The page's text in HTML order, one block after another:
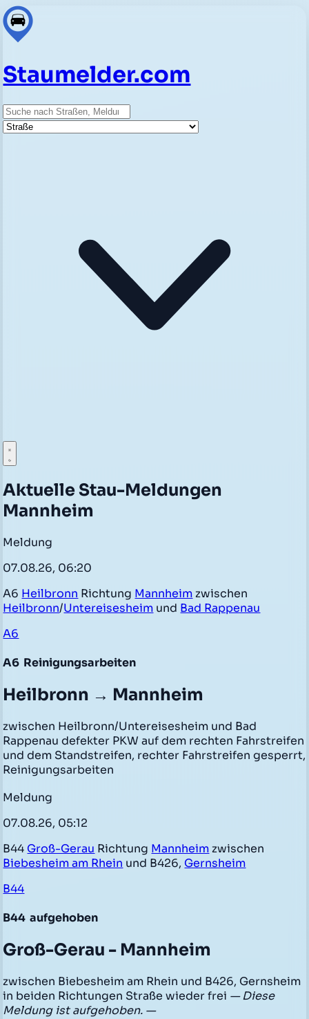
Staumelder.com
Suche
Straße
Aktuelle Stau-Meldungen
Mannheim
Meldung
07.08.26, 06:20
A6 Heilbronn Richtung Mannheim zwischen
Heilbronn/Untereisesheim und Bad Rappenau
A6
A6 Reinigungsarbeiten
Heilbronn → Mannheim
zwischen Heilbronn/Untereisesheim und Bad
Rappenau defekter PKW auf dem rechten Fahrstreifen
und dem Standstreifen, rechter Fahrstreifen gesperrt,
Reinigungsarbeiten
Meldung
07.08.26, 05:12
B44 Groß-Gerau Richtung Mannheim zwischen
Biebesheim am Rhein und B426, Gernsheim
B44
B44 aufgehoben
Groß-Gerau - Mannheim
zwischen Biebesheim am Rhein und B426, Gernsheim
in beiden Richtungen Straße wieder frei — Diese
Meldung ist aufgehoben. —